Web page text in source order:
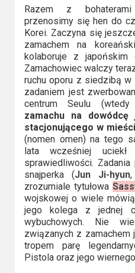
Apple
TV
+
Disney+
HBO
Max
Netflix
Sky
Showtime
Podsumowania
2023
2022
Razem z
przenosimy się hen do
Korei. Zaczyna się
zamachem na
kolaboruje z japońskim
Zamachowiec walczy
ruchu oporu z siedzibą w
zadaniem jest
centrum Seulu (wtedy
zamachu na dowódcę
stacjonującego w
(nomen omen) na tego
lata wcześniej uciekł
sprawiedliwości.
snajperka (Jun Ji-hyun
zrozumiale tytułowa
wojskowej o wiele
jego kolega z jednej
wybuchowych. Nie
związanych z zamachem
tropem parę
Pistola oraz jego